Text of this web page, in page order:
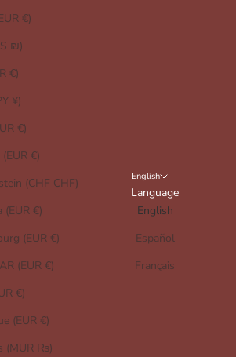
€)
₪)
€)
¥)
€)
€)
(CHF CHF)
(EUR €)
(EUR €)
(EUR €)
€)
(EUR €)
(MUR ₨)
English
Language
English
Español
Français